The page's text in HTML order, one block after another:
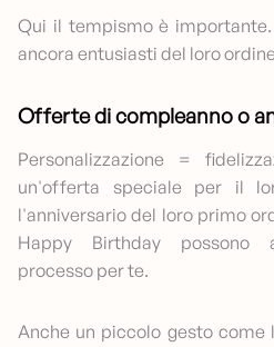
Qui il tempismo è
ancora entusiasti del loro
Offerte di compleanno o
Personalizzazione =
un'offerta speciale per il
l'anniversario del loro primo
Happy Birthday possono
processo per te.
Anche un piccolo gesto come